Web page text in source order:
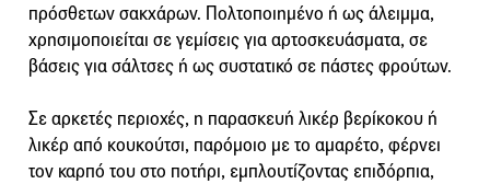
πρόσθετων σακχάρων. Πολτοποιημένο ή ως άλειμμα,
χρησιμοποιείται σε γεμίσεις για αρτοσκευάσματα, σε
βάσεις για σάλτσες ή ως συστατικό σε πάστες φρούτων.
Σε αρκετές περιοχές, η παρασκευή λικέρ βερίκοκου ή
λικέρ από κουκούτσι, παρόμοιο με το αμαρέτο, φέρνει
τον καρπό του στο ποτήρι, εμπλουτίζοντας επιδόρπια,